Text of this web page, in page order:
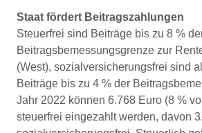
Staat fördert Beitragszahlungen
Steuerfrei sind Beiträge bis zu 8 %
Beitragsbemessungsgrenze zur
(West), sozialversicherungsfrei sind
Beiträge bis zu 4 % der
Jahr 2022 können 6.768 Euro (8 %
steuerfrei eingezahlt werden, davon